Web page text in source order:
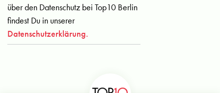
über den Datenschutz bei Top10 Berlin
findest Du in unserer
Datenschutzerklärung.